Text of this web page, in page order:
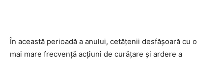
În această perioadă a anului, cetățenii desfășoară cu o
mai mare frecvență acțiuni de curățare și ardere a